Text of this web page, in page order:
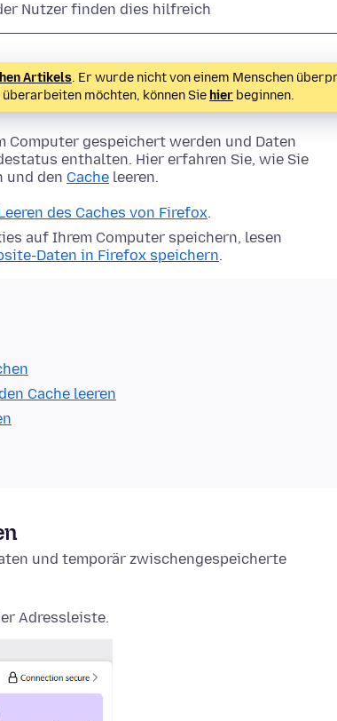
Nutzer finden dies hilfreich
Artikels. Er wurde nicht von einem Menschen
möchten, können Sie hier beginnen.
Computer gespeichert werden und Daten
enthalten. Hier erfahren Sie, wie Sie
und den Cache leeren.
des Caches von Firefox.
auf Ihrem Computer speichern, lesen
Daten in Firefox speichern.
Cache leeren
und temporär zwischengespeicherte
Adressleiste.